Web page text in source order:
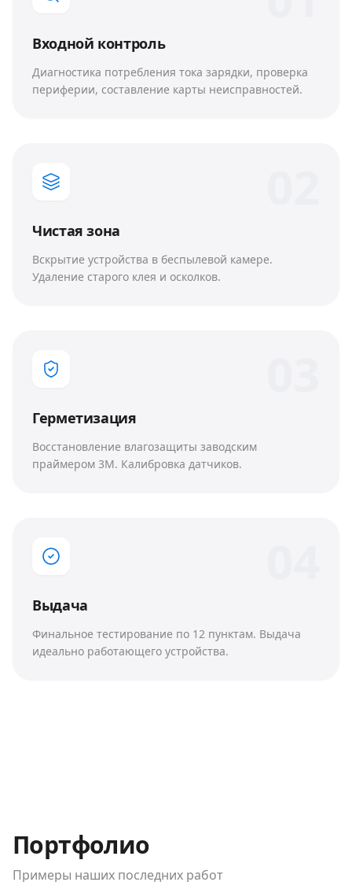
Входной контроль
Диагностика потребления тока зарядки, проверка
периферии, составление карты неисправностей.
Чистая зона
Вскрытие устройства в беспылевой камере.
Удаление старого клея и осколков.
Герметизация
Восстановление влагозащиты заводским
праймером 3M. Калибровка датчиков.
Выдача
Финальное тестирование по 12 пунктам. Выдача
идеально работающего устройства.
Портфолио
Примеры наших последних работ